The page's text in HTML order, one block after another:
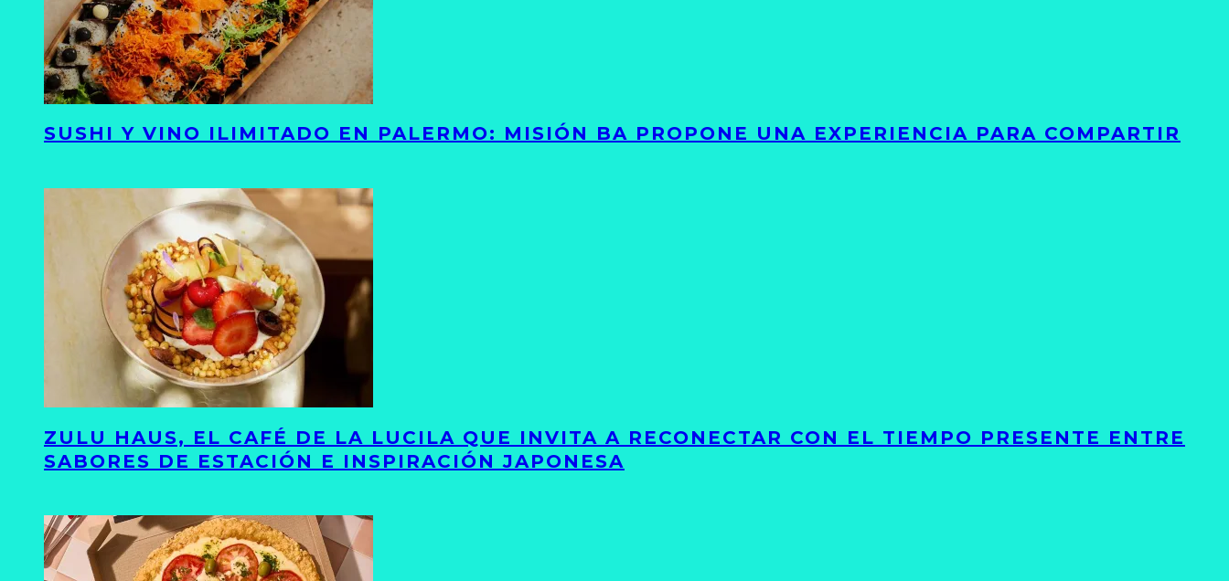
SUSHI Y VINO ILIMITADO EN PALERMO: MISIÓN BA PROPONE UNA EXPERIENCIA PARA COMPARTIR
ZULU HAUS, EL CAFÉ DE LA LUCILA QUE INVITA A RECONECTAR CON EL TIEMPO PRESENTE ENTRE
SABORES DE ESTACIÓN E INSPIRACIÓN JAPONESA